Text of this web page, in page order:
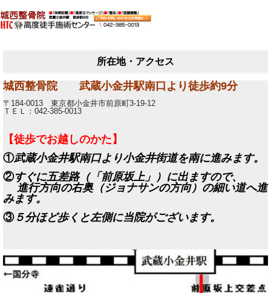
所在地・アクセス
城西整骨院 武蔵小金井駅南口より徒歩約9分
〒184-0013 東京都小金井市前原町3-19-12
ＴＥＬ：042-385-0013
【徒歩でお越しのかた】
①武蔵小金井駅南口より小金井街道を南に進みます。
②すぐに五差路（「前原坂上」）に出ますので、
進行方向の右奥（ジョナサンの方向）の細い道へ進
みます。
③５分ほど歩くと左側に当院がございます。